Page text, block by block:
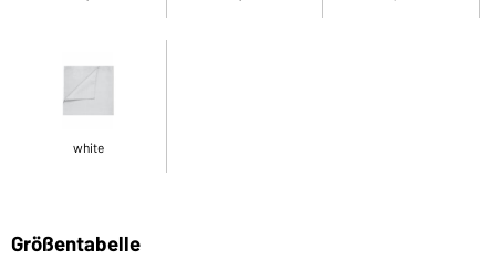
white
Größentabelle